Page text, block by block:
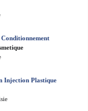
Conditionnement
Injection Plastique